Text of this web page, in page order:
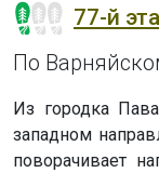
77-й
По
Из городка
западном
поворачивает